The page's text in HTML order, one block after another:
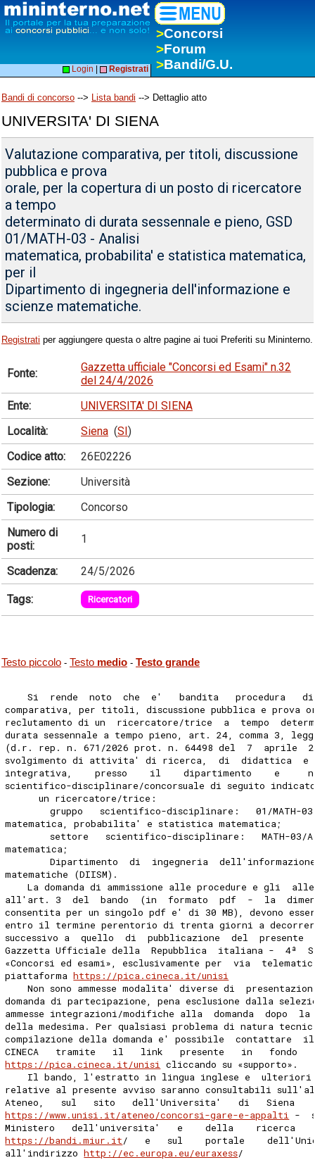
>Concorsi
>Forum
>Bandi/G.U.
Login Registrati
Bandi di concorso --> Lista bandi --> Dettaglio atto
UNIVERSITA' DI SIENA
Valutazione comparativa, per titoli, discussione
pubblica e prova
orale, per la copertura di un posto di ricercatore
a tempo
determinato di durata sessennale e pieno, GSD
01/MATH-03 - Analisi
matematica, probabilita' e statistica matematica,
per il
Dipartimento di ingegneria dell'informazione e
scienze matematiche.
Registrati per aggiungere questa o altre pagine ai tuoi Preferiti su Mininterno.
Fonte:
Gazzetta ufficiale "Concorsi ed Esami" n.32
del 24/4/2026
Ente:
UNIVERSITA' DI SIENA
Località:
Siena (SI)
Codice atto:
26E02226
Sezione:
Università
Tipologia:
Concorso
Numero di
posti:
1
Scadenza: 24/5/2026
Tags: Ricercatori
Testo piccolo - Testo medio - Testo grande
Si  rende  noto  che  e'   bandita   procedura
comparativa, per titoli, discussione pubblica e
reclutamento di un  ricercatore/trice  a  tempo
durata sessennale a tempo pieno, art. 24, comma 3,
(d.r. rep. n. 671/2026 prot. n. 64498 del  7  aprile
svolgimento di attivita' di ricerca,  di  didattica
integrativa,    presso    il    dipartimento    e
scientifico-disciplinare/concorsuale di seguito
      un ricercatore/trice:
gruppo   scientifico-disciplinare:   01/MATH-
matematica, probabilita' e statistica matematica;
settore   scientifico-disciplinare:   MATH-03/
matematica;
Dipartimento  di  ingegneria
matematiche (DIISM).
La domanda di ammissione alle procedure e gli
all'art. 3  del  bando  (in  formato  pdf  -  la
consentita per un singolo pdf e' di 30 MB), devono
entro il termine perentorio di trenta giorni a
successivo a  quello  di  pubblicazione  del  presente
Gazzetta Ufficiale della  Repubblica  italiana -  4ª
«Concorsi ed esami», esclusivamente per  via
piattaforma https://pica.cineca.it/unisi
Non sono ammesse modalita' diverse di
domanda di partecipazione, pena esclusione dalla
ammesse integrazioni/modifiche alla  domanda  dopo  la
della medesima. Per qualsiasi problema di natura
compilazione della domanda e' possibile  contattare
CINECA   tramite   il   link   presente   in   fondo
https://pica.cineca.it/unisi
cliccando su «supporto».
Il bando, l'estratto in lingua inglese e
relative al presente avviso saranno consultabili
Ateneo,   sul   sito   dell'Universita'   di   Siena
https://www.unisi.it/ateneo/concorsi-gare-e-appalti
-
Ministero   dell'universita'   e    della    ricerca
https://bandi.miur.it/   e   sul    portale
all'indirizzo http://ec.europa.eu/euraxess/